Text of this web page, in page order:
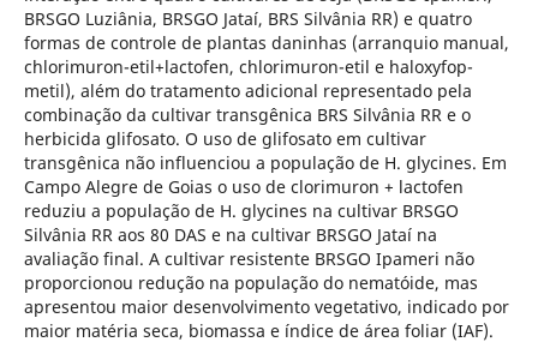
BRSGO Luziânia, BRSGO Jataí, BRS Silvânia RR) e quatro
formas de controle de plantas daninhas (arranquio manual,
chlorimuron-etil+lactofen, chlorimuron-etil e haloxyfop-
metil), além do tratamento adicional representado pela
combinação da cultivar transgênica BRS Silvânia RR e o
herbicida glifosato. O uso de glifosato em cultivar
transgênica não influenciou a população de H. glycines. Em
Campo Alegre de Goias o uso de clorimuron + lactofen
reduziu a população de H. glycines na cultivar BRSGO
Silvânia RR aos 80 DAS e na cultivar BRSGO Jataí na
avaliação final. A cultivar resistente BRSGO Ipameri não
proporcionou redução na população do nematóide, mas
apresentou maior desenvolvimento vegetativo, indicado por
maior matéria seca, biomassa e índice de área foliar (IAF).